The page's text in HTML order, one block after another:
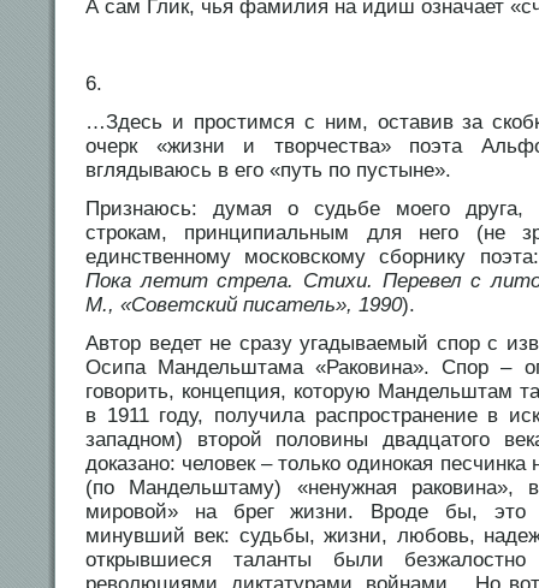
А сам Глик, чья фамилия на идиш означает
6.
…Здесь и простимся с ним, оставив за
очерк «жизни и творчества» поэта
вглядываюсь в его «путь по пустыне».
Признаюсь: думая о судьбе моего
строкам, принципиальным для него (не
единственному московскому сборнику
Пока летит стрела. Стихи. Перевел с
М., «Советский писатель», 1990).
Автор ведет не сразу угадываемый спор с
Осипа Мандельштама «Раковина». Спор –
говорить, концепция, которую Мандельштам
в 1911 году, получила распространение в
западном) второй половины двадцатого
доказано: человек – только одинокая песчинка
(по Мандельштаму) «ненужная раковина»,
мировой» на брег жизни. Вроде бы, это
минувший век: судьбы, жизни, любовь,
открывшиеся таланты были